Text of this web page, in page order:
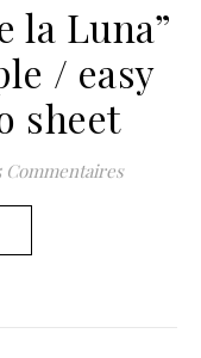
la Luna”
/ easy
sheet
Commentaires